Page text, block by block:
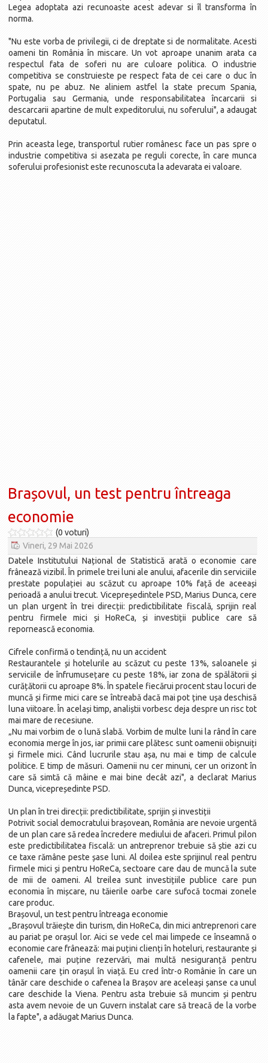
Legea adoptata azi recunoaste acest adevar si îl transforma în
norma.
"Nu este vorba de privilegii, ci de dreptate si de normalitate. Acesti
oameni tin România în miscare. Un vot aproape unanim arata ca
respectul fata de soferi nu are culoare politica. O industrie
competitiva se construieste pe respect fata de cei care o duc în
spate, nu pe abuz. Ne aliniem astfel la state precum Spania,
Portugalia sau Germania, unde responsabilitatea încarcarii si
descarcarii apartine de mult expeditorului, nu soferului", a adaugat
deputatul.
Prin aceasta lege, transportul rutier românesc face un pas spre o
industrie competitiva si asezata pe reguli corecte, în care munca
soferului profesionist este recunoscuta la adevarata ei valoare.
Brașovul, un test pentru întreaga
economie
(0 voturi)
Vineri, 29 Mai 2026
Datele Institutului Național de Statistică arată o economie care
frânează vizibil. În primele trei luni ale anului, afacerile din serviciile
prestate populației au scăzut cu aproape 10% față de aceeași
perioadă a anului trecut. Vicepreședintele PSD, Marius Dunca, cere
un plan urgent în trei direcții: predictibilitate fiscală, sprijin real
pentru firmele mici și HoReCa, și investiții publice care să
repornească economia.
Cifrele confirmă o tendință, nu un accident
Restaurantele și hotelurile au scăzut cu peste 13%, saloanele și
serviciile de înfrumusețare cu peste 18%, iar zona de spălătorii și
curățătorii cu aproape 8%. În spatele fiecărui procent stau locuri de
muncă și firme mici care se întreabă dacă mai pot ține ușa deschisă
luna viitoare. În același timp, analiștii vorbesc deja despre un risc tot
mai mare de recesiune.
„Nu mai vorbim de o lună slabă. Vorbim de multe luni la rând în care
economia merge în jos, iar primii care plătesc sunt oamenii obișnuiți
și firmele mici. Când lucrurile stau așa, nu mai e timp de calcule
politice. E timp de măsuri. Oamenii nu cer minuni, cer un orizont în
care să simtă că mâine e mai bine decât azi", a declarat Marius
Dunca, vicepreședinte PSD.
Un plan în trei direcții: predictibilitate, sprijin și investiții
Potrivit social democratului brașovean, România are nevoie urgentă
de un plan care să redea încredere mediului de afaceri. Primul pilon
este predictibilitatea fiscală: un antreprenor trebuie să știe azi cu
ce taxe rămâne peste șase luni. Al doilea este sprijinul real pentru
firmele mici și pentru HoReCa, sectoare care dau de muncă la sute
de mii de oameni. Al treilea sunt investițiile publice care pun
economia în mișcare, nu tăierile oarbe care sufocă tocmai zonele
care produc.
Brașovul, un test pentru întreaga economie
„Brașovul trăiește din turism, din HoReCa, din mici antreprenori care
au pariat pe orașul lor. Aici se vede cel mai limpede ce înseamnă o
economie care frânează: mai puțini clienți în hoteluri, restaurante și
cafenele, mai puține rezervări, mai multă nesiguranță pentru
oamenii care țin orașul în viață. Eu cred într-o Românie în care un
tânăr care deschide o cafenea la Brașov are aceleași șanse ca unul
care deschide la Viena. Pentru asta trebuie să muncim și pentru
asta avem nevoie de un Guvern instalat care să treacă de la vorbe
la fapte", a adăugat Marius Dunca.